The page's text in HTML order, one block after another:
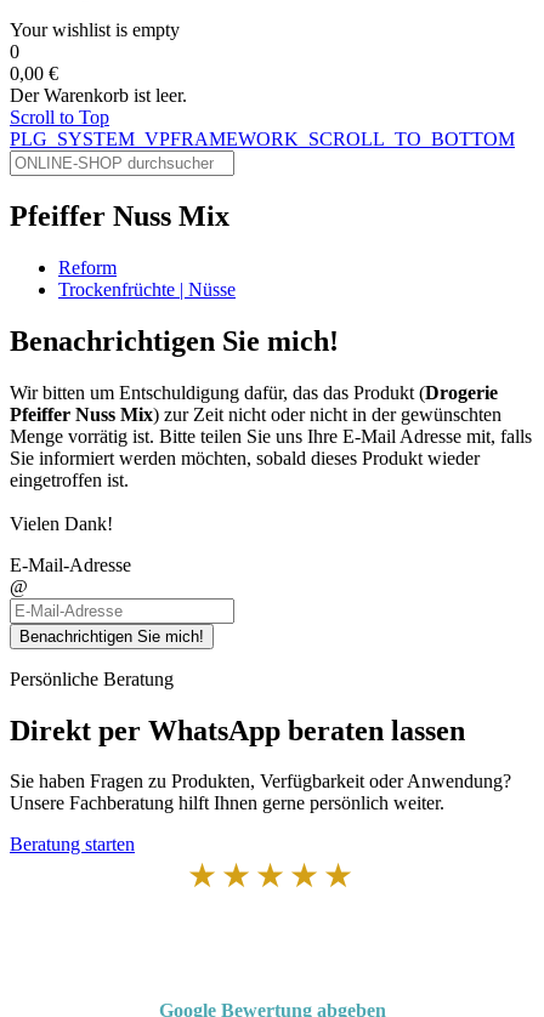
Your wishlist is empty
0
0,00 €
Der Warenkorb ist leer.
Scroll to Top
PLG_SYSTEM_VPFRAMEWORK_SCROLL_TO_BOTTOM
Pfeiffer Nuss Mix
Reform
Trockenfrüchte | Nüsse
Benachrichtigen Sie mich!
Wir bitten um Entschuldigung dafür, das das Produkt (Drogerie
Pfeiffer Nuss Mix) zur Zeit nicht oder nicht in der gewünschten
Menge vorrätig ist. Bitte teilen Sie uns Ihre E-Mail Adresse mit, falls
Sie informiert werden möchten, sobald dieses Produkt wieder
eingetroffen ist.
Vielen Dank!
E-Mail-Adresse
@
Benachrichtigen Sie mich!
Persönliche Beratung
Direkt per WhatsApp beraten lassen
Sie haben Fragen zu Produkten, Verfügbarkeit oder Anwendung?
Unsere Fachberatung hilft Ihnen gerne persönlich weiter.
Beratung starten
★★★★★
Google Bewertung abgeben